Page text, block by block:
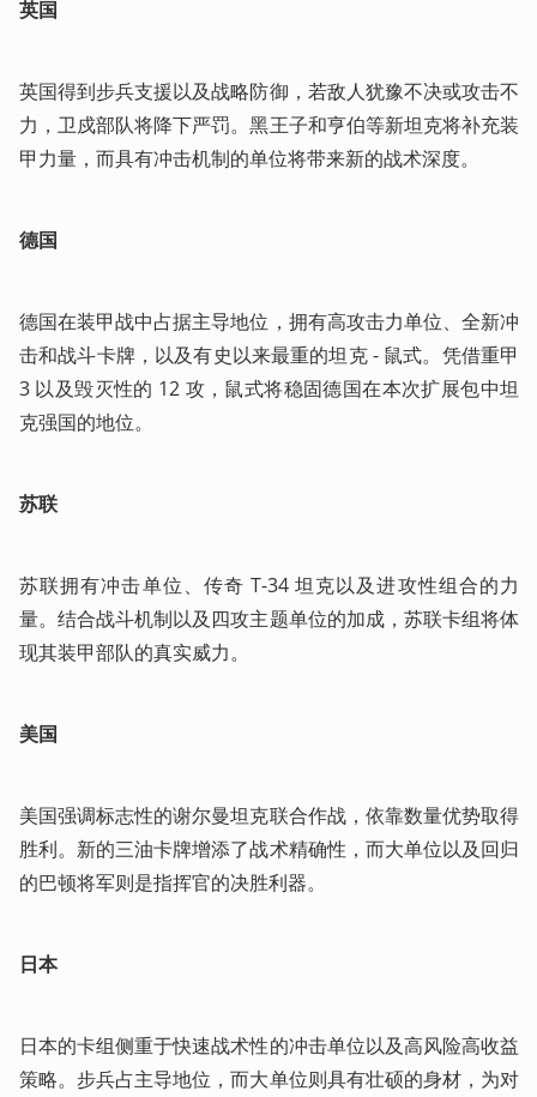
英国
英国得到步兵支援以及战略防御，若敌人犹豫不决或攻击不
力，卫戍部队将降下严罚。黑王子和亨伯等新坦克将补充装
甲力量，而具有冲击机制的单位将带来新的战术深度。
德国
德国在装甲战中占据主导地位，拥有高攻击力单位、全新冲
击和战斗卡牌，以及有史以来最重的坦克 - 鼠式。凭借重甲
3 以及毁灭性的 12 攻，鼠式将稳固德国在本次扩展包中坦
克强国的地位。
苏联
苏联拥有冲击单位、传奇 T-34 坦克以及进攻性组合的力
量。结合战斗机制以及四攻主题单位的加成，苏联卡组将体
现其装甲部队的真实威力。
美国
美国强调标志性的谢尔曼坦克联合作战，依靠数量优势取得
胜利。新的三油卡牌增添了战术精确性，而大单位以及回归
的巴顿将军则是指挥官的决胜利器。
日本
日本的卡组侧重于快速战术性的冲击单位以及高风险高收益
策略。步兵占主导地位，而大单位则具有壮硕的身材，为对